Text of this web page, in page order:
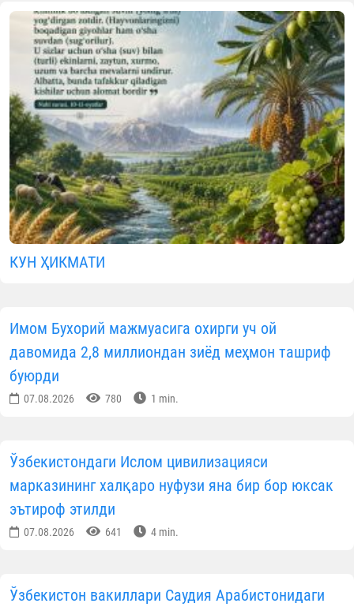
КУН ҲИКМАТИ
Имом Бухорий мажмуасига охирги уч ой
давомида 2,8 миллиондан зиёд меҳмон ташриф
буюрди
07.08.2026 780 1 min.
Ўзбекистондаги Ислом цивилизацияси
марказининг халқаро нуфузи яна бир бор юксак
эътироф этилди
07.08.2026 641 4 min.
Ўзбекистон вакиллари Саудия Арабистонидаги